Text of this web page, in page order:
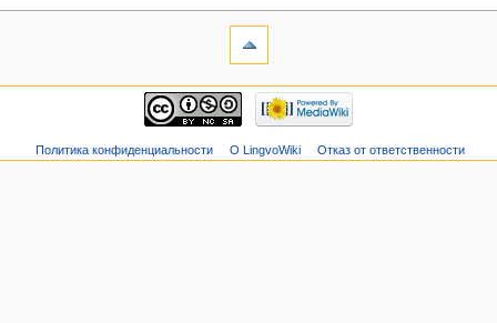
Политика конфиденциальности О LingvoWiki Отказ от ответственности